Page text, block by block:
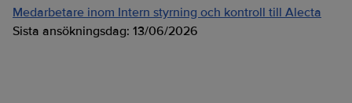
Medarbetare inom Intern styrning och kontroll till Alecta
Sista ansökningsdag: 13/06/2026